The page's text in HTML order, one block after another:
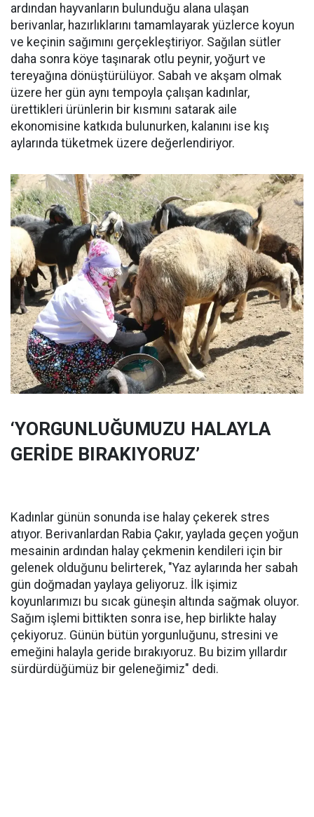
ardından hayvanların bulunduğu alana ulaşan
berivanlar, hazırlıklarını tamamlayarak yüzlerce koyun
ve keçinin sağımını gerçekleştiriyor. Sağılan sütler
daha sonra köye taşınarak otlu peynir, yoğurt ve
tereyağına dönüştürülüyor. Sabah ve akşam olmak
üzere her gün aynı tempoyla çalışan kadınlar,
ürettikleri ürünlerin bir kısmını satarak aile
ekonomisine katkıda bulunurken, kalanını ise kış
aylarında tüketmek üzere değerlendiriyor.
‘YORGUNLUĞUMUZU HALAYLA
GERİDE BIRAKIYORUZ’
Kadınlar günün sonunda ise halay çekerek stres
atıyor. Berivanlardan Rabia Çakır, yaylada geçen yoğun
mesainin ardından halay çekmenin kendileri için bir
gelenek olduğunu belirterek, "Yaz aylarında her sabah
gün doğmadan yaylaya geliyoruz. İlk işimiz
koyunlarımızı bu sıcak güneşin altında sağmak oluyor.
Sağım işlemi bittikten sonra ise, hep birlikte halay
çekiyoruz. Günün bütün yorgunluğunu, stresini ve
emeğini halayla geride bırakıyoruz. Bu bizim yıllardır
sürdürdüğümüz bir geleneğimiz" dedi.